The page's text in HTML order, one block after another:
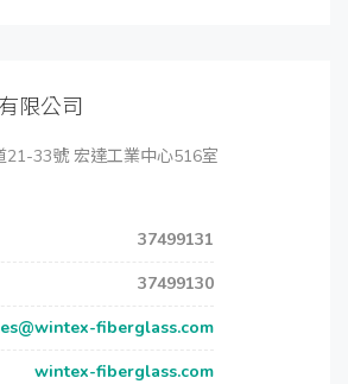
限公司
21-33號 宏達工業中心516室
37499131
37499130
fiberglass.com
wintex-fiberglass.com